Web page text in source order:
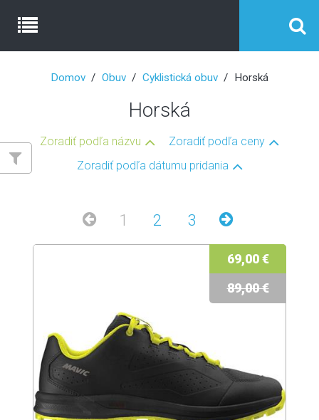
Domov Obuv Cyklistická obuv Horská
Horská
Zoradiť podľa názvu
Zoradiť podľa ceny
Zoradiť podľa dátumu pridania
1 2 3
69,00 €
89,00 €